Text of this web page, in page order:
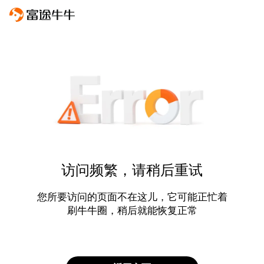
访问频繁，请稍后重试
您所要访问的页面不在这儿，它可能正忙着
刷牛牛圈，稍后就能恢复正常